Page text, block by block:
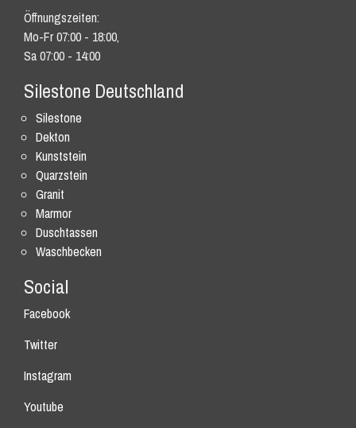
Öffnungszeiten:
Mo-Fr 07:00 - 18:00,
Sa 07:00 - 14:00
Silestone Deutschland
Silestone
Dekton
Kunststein
Quarzstein
Granit
Marmor
Duschtassen
Waschbecken
Social
Facebook
Twitter
Instagram
Youtube